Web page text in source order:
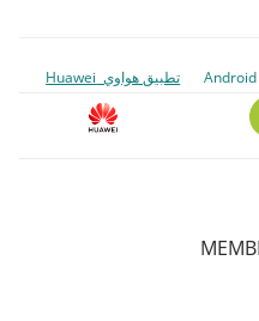
تطبيق هواوي Huawei